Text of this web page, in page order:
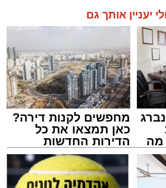
יעניין אותך גם
מה
מחפשים לקנות דירה?
כאן תמצאו את כל
הדירות החדשות
למכירה באשדוד >>>